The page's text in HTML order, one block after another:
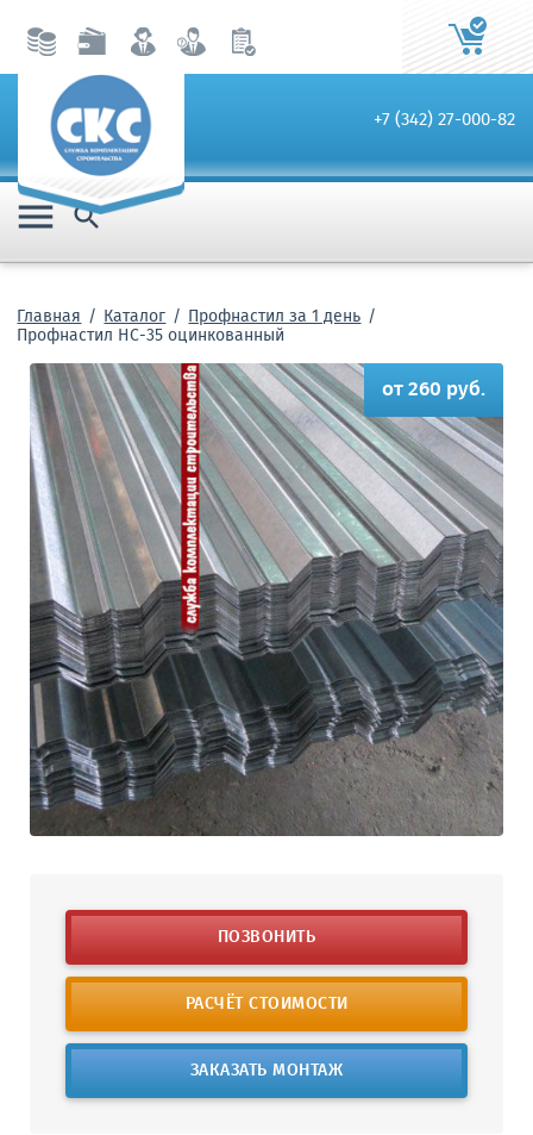
+7 (342) 27-000-82
 
Главная Каталог Профнастил за 1 день
Профнастил НС-35 оцинкованный
от 260 руб.
ПОЗВОНИТЬ
РАСЧЁТ СТОИМОСТИ
ЗАКАЗАТЬ МОНТАЖ